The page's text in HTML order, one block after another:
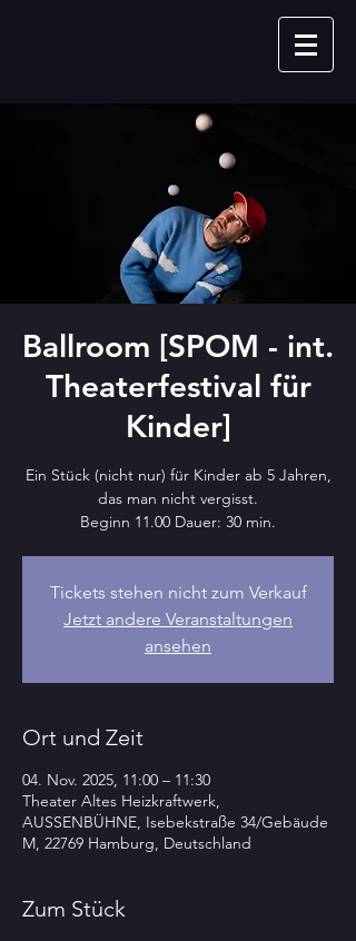
Ballroom [SPOM - int.
Theaterfestival für
Kinder]
Ein Stück (nicht nur) für Kinder ab 5 Jahren,
das man nicht vergisst.
Beginn 11.00 Dauer: 30 min.
Tickets stehen nicht zum Verkauf
Jetzt andere Veranstaltungen
ansehen
Ort und Zeit
04. Nov. 2025, 11:00 – 11:30
Theater Altes Heizkraftwerk,
AUSSENBÜHNE, Isebekstraße 34/Gebäude
M, 22769 Hamburg, Deutschland
Zum Stück